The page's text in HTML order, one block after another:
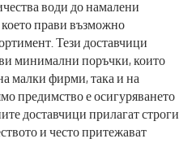
води до намалени
прави възможно
Тези доставчици
минимални поръчки, които
малки фирми, така и на
предимство е осигуряването
доставчици прилагат строги
и често притежават